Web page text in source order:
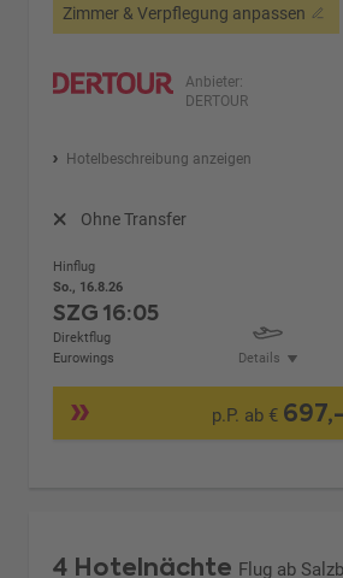
Zimmer & Verpflegung anpassen
Anbieter:
DERTOUR
Hotelbeschreibung anzeigen
Ohne Transfer
Hinflug
So., 16.8.26
SZG16:05
Direktflug
Eurowings
Details
p.P. ab € 697,-
4 Hotelnächte Flug ab